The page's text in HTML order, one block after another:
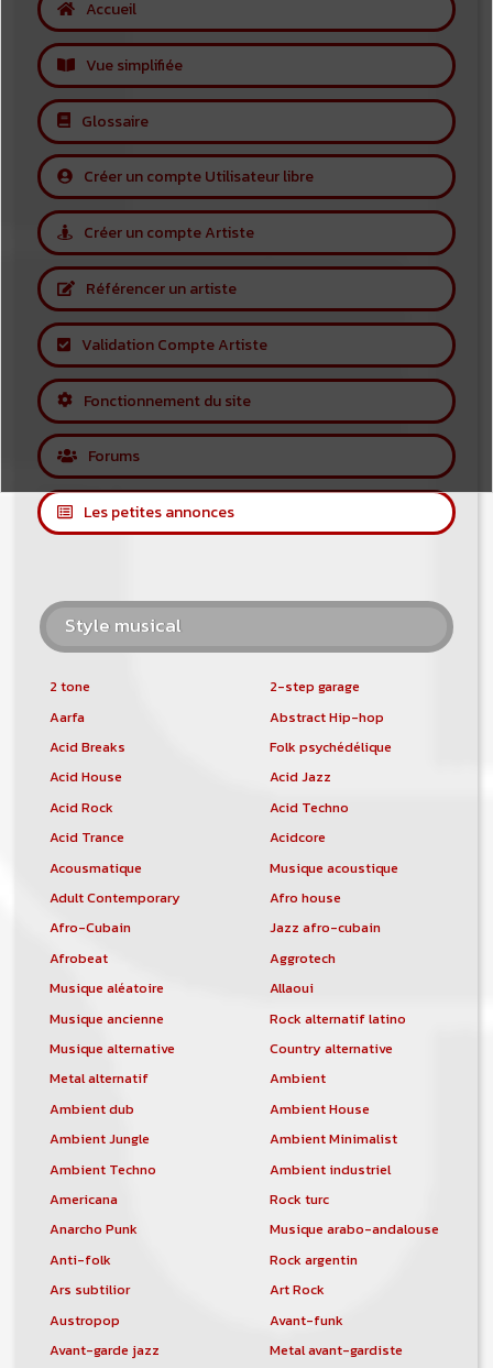
Accueil
Vue simplifiée
Glossaire
Créer un compte Utilisateur libre
Créer un compte Artiste
Référencer un artiste
Validation Compte Artiste
Fonctionnement du site
Forums
Les petites annonces
Style musical
2 tone
2-step garage
Aarfa
Abstract Hip-hop
Acid Breaks
Folk psychédélique
Acid House
Acid Jazz
Acid Rock
Acid Techno
Acid Trance
Acidcore
Acousmatique
Musique acoustique
Adult Contemporary
Afro house
Afro-Cubain
Jazz afro-cubain
Afrobeat
Aggrotech
Musique aléatoire
Allaoui
Musique ancienne
Rock alternatif latino
Musique alternative
Country alternative
Metal alternatif
Ambient
Ambient dub
Ambient House
Ambient Jungle
Ambient Minimalist
Ambient Techno
Ambient industriel
Americana
Rock turc
Anarcho Punk
Musique arabo-andalouse
Anti-folk
Rock argentin
Ars subtilior
Art Rock
Austropop
Avant-funk
Avant-garde jazz
Metal avant-gardiste